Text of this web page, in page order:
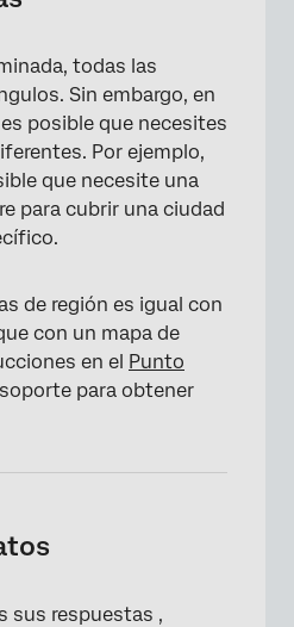
todas las
Sin embargo, en
posible que necesites
Por ejemplo,
que necesite una
para cubrir una ciudad
de región es igual con
con un mapa de
en el Punto
para obtener
sus respuestas ,